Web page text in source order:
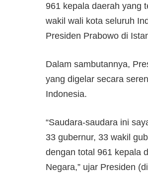
961 kepala daerah yang
wakil wali kota seluruh
Presiden Prabowo di
Dalam sambutannya,
yang digelar secara
Indonesia.
“Saudara-saudara ini
33 gubernur, 33 wakil
dengan total 961 kepala
Negara,” ujar Presiden